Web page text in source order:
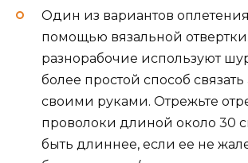
Один из вариантов
помощью вязальной
разнорабочие используют
более простой способ
своими руками. Отрежьте
проволоки длиной около 30
быть длиннее, если ее не